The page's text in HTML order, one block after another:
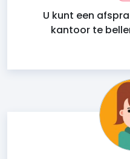
U kunt een
kantoor te